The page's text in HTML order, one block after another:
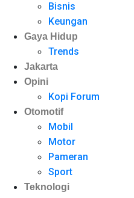
Bisnis
Keungan
Gaya Hidup
Trends
Jakarta
Opini
Kopi Forum
Otomotif
Mobil
Motor
Pameran
Sport
Teknologi